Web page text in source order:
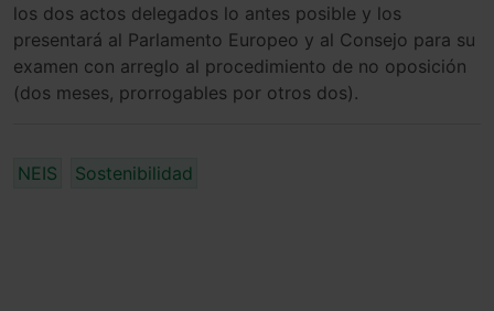
los dos actos delegados lo antes posible y los
presentará al Parlamento Europeo y al Consejo para su
examen con arreglo al procedimiento de no oposición
(dos meses, prorrogables por otros dos).
NEIS Sostenibilidad